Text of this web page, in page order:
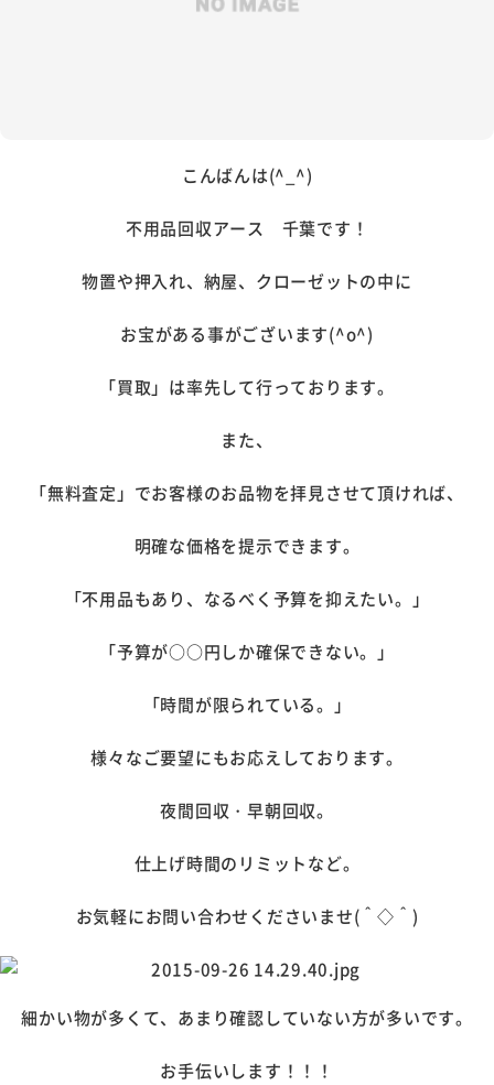
こんばんは(^_^)
不用品回収アース 千葉です！
物置や押入れ、納屋、クローゼットの中に
お宝がある事がございます(^o^)
「買取」は率先して行っております。
また、
「無料査定」でお客様のお品物を拝見させて頂ければ、
明確な価格を提示できます。
「不用品もあり、なるべく予算を抑えたい。」
「予算が○○円しか確保できない。」
「時間が限られている。」
様々なご要望にもお応えしております。
夜間回収・早朝回収。
仕上げ時間のリミットなど。
お気軽にお問い合わせくださいませ(＾◇＾)
細かい物が多くて、あまり確認していない方が多いです。
お手伝いします！！！